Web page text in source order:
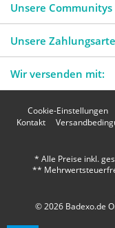
Unsere Communitys
Unsere
Wir versenden mit:
Cookie-Einstellungen
Kontakt
* Alle Preise inkl.
**
© 2026 Badexo.de